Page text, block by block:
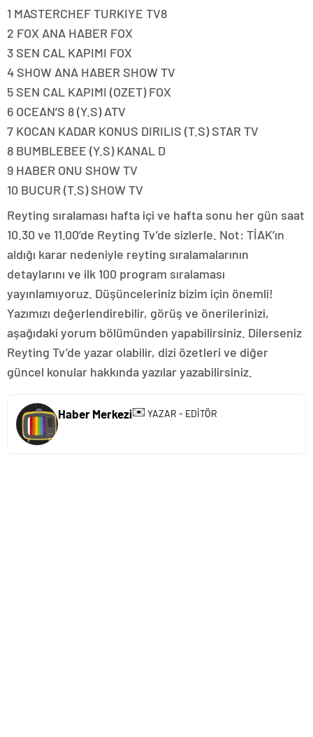
1 MASTERCHEF TURKIYE TV8
2 FOX ANA HABER FOX
3 SEN CAL KAPIMI FOX
4 SHOW ANA HABER SHOW TV
5 SEN CAL KAPIMI (OZET) FOX
6 OCEAN’S 8 (Y.S) ATV
7 KOCAN KADAR KONUS DIRILIS (T.S) STAR TV
8 BUMBLEBEE (Y.S) KANAL D
9 HABER ONU SHOW TV
10 BUCUR (T.S) SHOW TV
Reyting sıralaması hafta içi ve hafta sonu her gün saat
10.30 ve 11.00’de Reyting Tv’de sizlerle. Not: TİAK’ın
aldığı karar nedeniyle reyting sıralamalarının
detaylarını ve ilk 100 program sıralaması
yayınlamıyoruz. Düşünceleriniz bizim için önemli!
Yazımızı değerlendirebilir, görüş ve önerilerinizi,
aşağıdaki yorum bölümünden yapabilirsiniz. Dilerseniz
Reyting Tv’de yazar olabilir, dizi özetleri ve diğer
güncel konular hakkında yazılar yazabilirsiniz.
Haber Merkezi✉️ YAZAR - EDİTÖR